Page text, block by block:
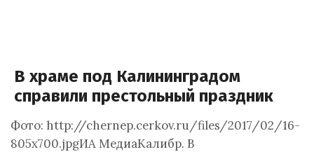
В храме под Калининградом
справили престольный праздник
Фото: http://chernep.cerkov.ru/files/2017/02/16-
805x700.jpgИА МедиаКалибр. В